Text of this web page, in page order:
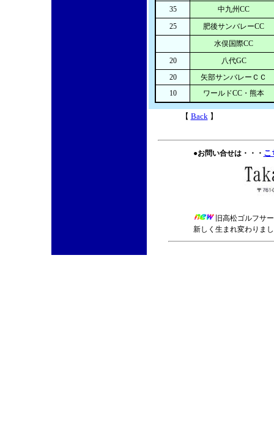
35
中九州CC
25
肥後サンバレーCC
水俣国際CC
20
八代GC
20
矢部サンバレーＣＣ
10
ワールドCC・熊本
【 Back】
●お問い合せは・・・ こ
旧高松ゴルフサ
新しく生まれ変わりま